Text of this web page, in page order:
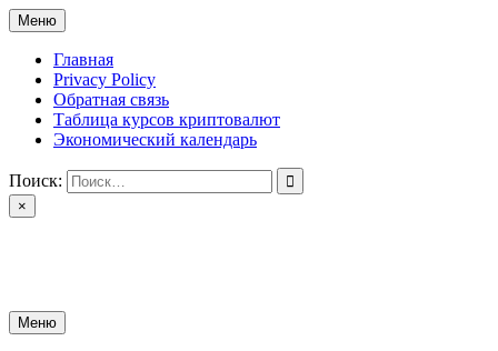
Перейти
к
содержимому
Меню
Главная
Privacy Policy
Обратная связь
Таблица курсов криптовалют
Экономический календарь
Поиск:
×
Меню